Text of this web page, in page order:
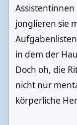
jonglieren sie
in dem der
Doch oh, die
nicht nur
körperliche